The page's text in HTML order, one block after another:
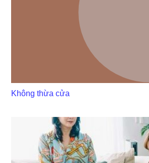
Không thừa cửa